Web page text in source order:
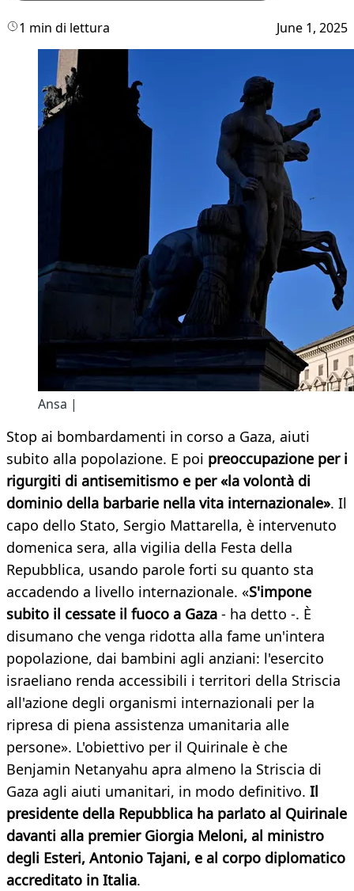
1 min di lettura June 1, 2025
Ansa |
Stop ai bombardamenti in corso a Gaza, aiuti
subito alla popolazione. E poi preoccupazione per i
rigurgiti di antisemitismo e per «la volontà di
dominio della barbarie nella vita internazionale». Il
capo dello Stato, Sergio Mattarella, è intervenuto
domenica sera, alla vigilia della Festa della
Repubblica, usando parole forti su quanto sta
accadendo a livello internazionale. «S'impone
subito il cessate il fuoco a Gaza - ha detto -. È
disumano che venga ridotta alla fame un'intera
popolazione, dai bambini agli anziani: l'esercito
israeliano renda accessibili i territori della Striscia
all'azione degli organismi internazionali per la
ripresa di piena assistenza umanitaria alle
persone». L'obiettivo per il Quirinale è che
Benjamin Netanyahu apra almeno la Striscia di
Gaza agli aiuti umanitari, in modo definitivo. Il
presidente della Repubblica ha parlato al Quirinale
davanti alla premier Giorgia Meloni, al ministro
degli Esteri, Antonio Tajani, e al corpo diplomatico
accreditato in Italia.